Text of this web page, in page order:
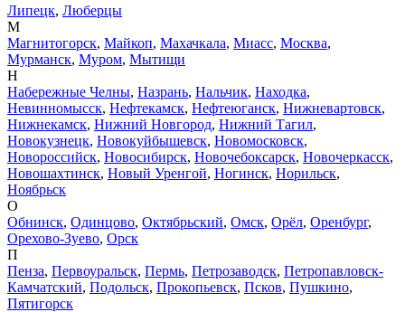
Липецк, Люберцы
М
Магнитогорск, Майкоп, Махачкала, Миасс, Москва,
Мурманск, Муром, Мытищи
Н
Набережные Челны, Назрань, Нальчик, Находка,
Невинномысск, Нефтекамск, Нефтеюганск, Нижневартовск,
Нижнекамск, Нижний Новгород, Нижний Тагил,
Новокузнецк, Новокуйбышевск, Новомосковск,
Новороссийск, Новосибирск, Новочебоксарск, Новочеркасск,
Новошахтинск, Новый Уренгой, Ногинск, Норильск,
Ноябрьск
О
Обнинск, Одинцово, Октябрьский, Омск, Орёл, Оренбург,
Орехово-Зуево, Орск
П
Пенза, Первоуральск, Пермь, Петрозаводск, Петропавловск-
Камчатский, Подольск, Прокопьевск, Псков, Пушкино,
Пятигорск